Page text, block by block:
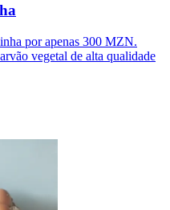
por apenas 300 MZN.
vegetal de alta qualidade